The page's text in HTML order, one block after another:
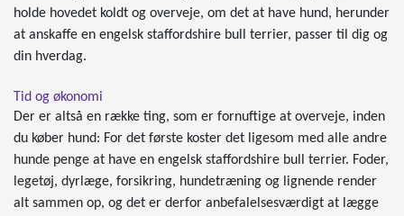
holde hovedet koldt og overveje, om det at have hund, herunder
at anskaffe en engelsk staffordshire bull terrier, passer til dig og
din hverdag.
Tid og økonomi
Der er altså en række ting, som er fornuftige at overveje, inden
du køber hund: For det første koster det ligesom med alle andre
hunde penge at have en engelsk staffordshire bull terrier. Foder,
legetøj, dyrlæge, forsikring, hundetræning og lignende render
alt sammen op, og det er derfor anbefalelsesværdigt at lægge